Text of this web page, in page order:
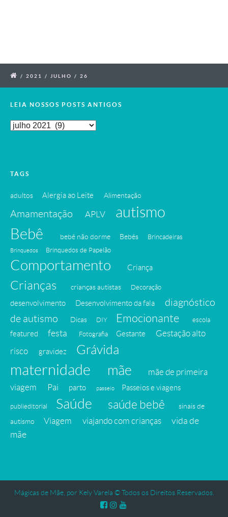
/ 2021 / JULHO / 26
LEIA NOSSOS POSTS ANTIGOS
Leia
TAGS
adultos Alergia ao Leite Alimentação
Amamentação APLV
autismo
Bebê
bebê não dorme Bebês Brincadeiras
Brinquedos Brinquedos de Papelão
Comportamento Criança
Crianças crianças autistas Decoração
desenvolvimento Desenvolvimento da fala
diagnóstico
de autismo
Dicas DIY Emocionante escola
featured festa Fotografia Gestante
Gestação alto
risco
gravidez Grávida
maternidade mãe
mãe de primeira
viagem
Pai parto passeio Passeios e viagens
publieditorial Saúde saúde bebê
sinais de
autismo
Viagem viajando com crianças
vida de
mãe
Mágicas de Mãe, por Kely Varela © Todos os Direitos Reservados.